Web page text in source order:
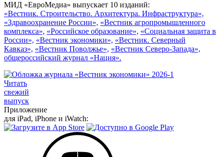
МИД «ЕвроМедиа» выпускает 10 изданий:
«Вестник. Строительство. Архитектура. Инфраструктура»,
«Здравоохранение России», «Вестник агропромышленного
комплекса», «Российское образование», «Социальная защита в
России», «Вестник экономики», «Вестник. Северный
Кавказ», «Вестник Поволжье», «Вестник Северо-Запада»,
общероссийский журнал «Нация».
Читать
свежий
выпуск
Приложение
для iPad, iPhone и iWatch: